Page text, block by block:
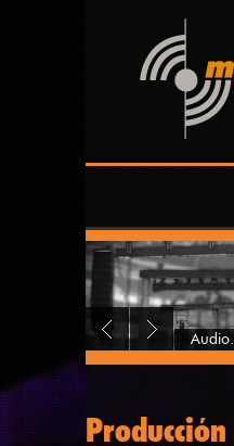
Audio.
Producción